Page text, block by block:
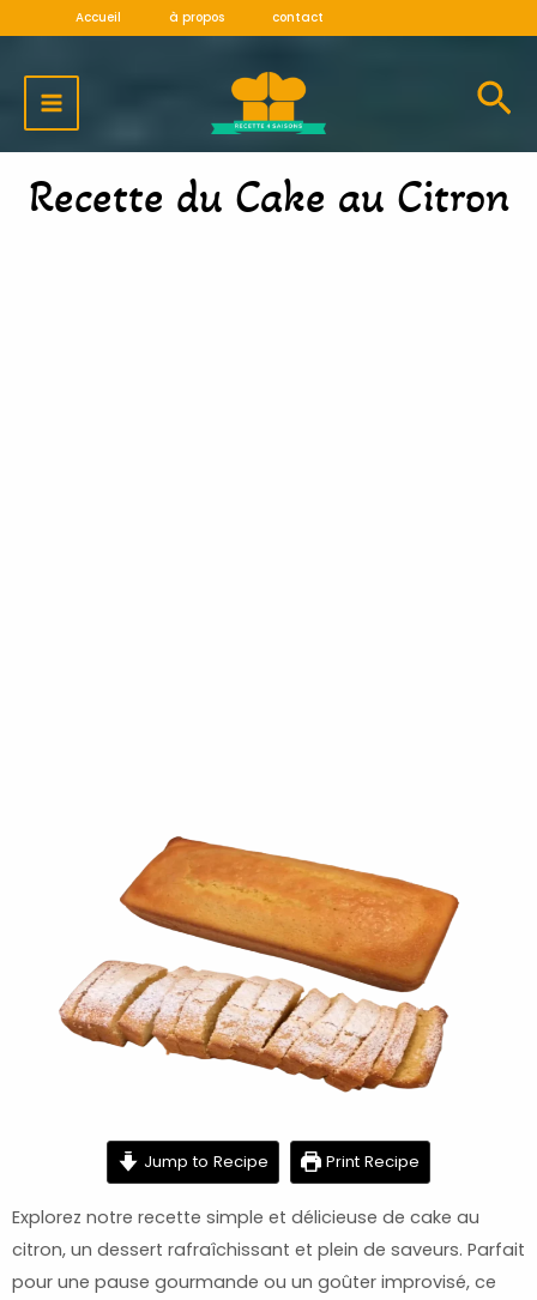
contenu
Accueil à propos contact
MENU
Recette du Cake au Citron
Jump to Recipe Print Recipe
Explorez notre recette simple et délicieuse de cake au
citron, un dessert rafraîchissant et plein de saveurs. Parfait
pour une pause gourmande ou un goûter improvisé, ce
minutes minutes